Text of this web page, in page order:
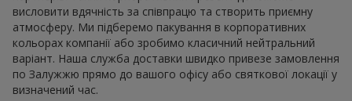
висловити вдячність за співпрацю та створить приємну
атмосферу. Ми підберемо пакування в корпоративних
кольорах компанії або зробимо класичний нейтральний
варіант. Наша служба доставки швидко привезе замовлення
по Залужжю прямо до вашого офісу або святкової локації у
визначений час.